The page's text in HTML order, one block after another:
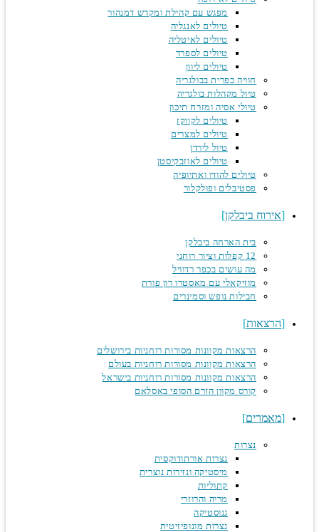
מפגש עם קהילת ומקדש דמנהור
טיולים לאנגליה
טיולים לאיטליה
טיולים לספרד
טיולים ליוון
חוויה כפרית בבולגריה
טיול מקהלות בולגריה
טיולי אסיה ומזרח תיכון
טיולים לקווקז
טיולים למצרים
טיול לירדן
טיולים לאוזבקיסטן
טיולים להודו ואתיופיה
פסטיבלים ופולקלור
אירוח ביבלקן
בית הארחה ביבלקן
מה עושים בכפר רדוויל
מוזיקאלי עם מאסטרו רון פורת
חבילות נופש וסמינרים
הרצאות
הרצאות מקוונות מסורות רוחניות בירושלים
הרצאות מקוונות מסורות רוחניות בעולם
הרצאות מקוונות מסורות רוחניות בישראל
קורס מקוון הזרם הסופי באסלאם
מאמרים
נצרות
נצרות אורתודוקסית
מיסטיקה ונזירות נוצרית
קתוליות
מריה והרוזרי
גנוסטיקה
נצרות מונופיזיטית